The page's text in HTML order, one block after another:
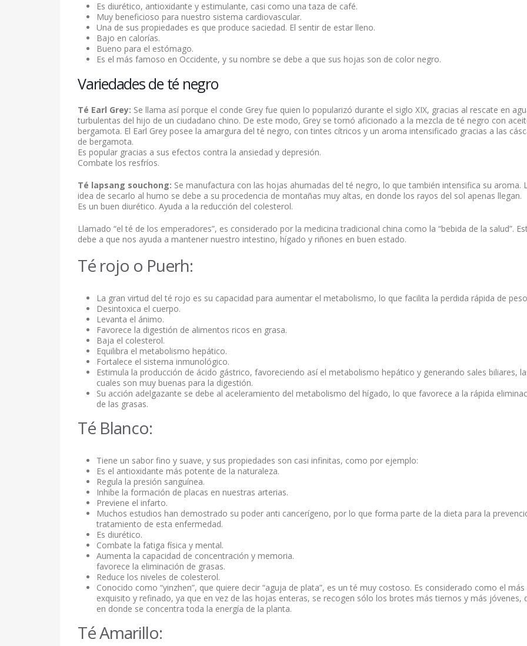
Es diurético, antioxidante y estimulante, casi como una taza de café.
Muy beneficioso para nuestro sistema cardiovascular.
Una de sus propiedades es que produce saciedad. El sentir de estar lleno.
Bajo en calorías.
Bueno para el estómago.
Es el más famoso en Occidente, y su nombre se debe a que sus hojas son de color negro.
Variedades de té negro
Té Earl Grey: Se llama así porque el conde Grey fue quien lo popularizó durante el siglo XIX, gracias al rescate en
turbulentas del hijo de un ciudadano chino. De este modo, Grey se tornó aficionado a la mezcla de té negro con
bergamota. El Earl Grey posee la amargura del té negro, con tintes cítricos y un aroma intensificado gracias a las
de bergamota.
Es popular gracias a sus efectos contra la ansiedad y depresión.
Combate los resfríos.
Té lapsang souchong: Se manufactura con las hojas ahumadas del té negro, lo que también intensifica su aroma.
idea de secarlo al humo se debe a su procedencia de montañas muy altas, en donde los rayos del sol apenas llegan.
Es un buen diurético. Ayuda a la reducción del colesterol.
Llamado “el té de los emperadores”, es considerado por la medicina tradicional china como la “bebida de la salud”.
debe a que nos ayuda a mantener nuestro intestino, hígado y riñones en buen estado.
Té rojo o Puerh:
La gran virtud del té rojo es su capacidad para aumentar el metabolismo, lo que facilita la perdida rápida de
Desintoxica el cuerpo.
Levanta el ánimo.
Favorece la digestión de alimentos ricos en grasa.
Baja el colesterol.
Equilibra el metabolismo hepático.
Fortalece el sistema inmunológico.
Estimula la producción de ácido gástrico, favoreciendo así el metabolismo hepático y generando sales biliares,
cuales son muy buenas para la digestión.
Su acción adelgazante se debe al aceleramiento del metabolismo del hígado, lo que favorece a la rápida
de las grasas.
Té Blanco:
Tiene un sabor fino y suave, y sus propiedades son casi infinitas, como por ejemplo:
Es el antioxidante más potente de la naturaleza.
Regula la presión sanguínea.
Inhibe la formación de placas en nuestras arterias.
Previene el infarto.
Muchos estudios han demostrado su poder anti cancerígeno, por lo que forma parte de la dieta para la
tratamiento de esta enfermedad.
Es diurético.
Combate la fatiga física y mental.
Aumenta la capacidad de concentración y memoria.
favorece la eliminación de grasas.
Reduce los niveles de colesterol.
Conocido como “yinzhen”, que quiere decir “aguja de plata”, es un té muy costoso. Es considerado como el más
exquisito y refinado, ya que en vez de las hojas enteras, se recogen sólo los brotes más tiernos y más jóvenes,
en donde se concentra toda la energía de la planta.
Té Amarillo: